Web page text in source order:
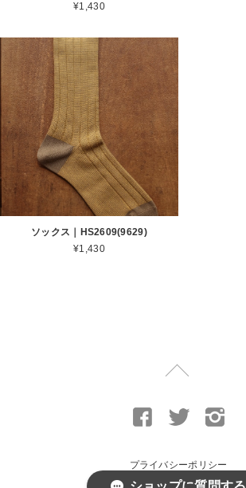
¥1,430
ソックス｜HS2609(9629)
¥1,430
プライバシーポリシー
特定商取引法に基づく表記